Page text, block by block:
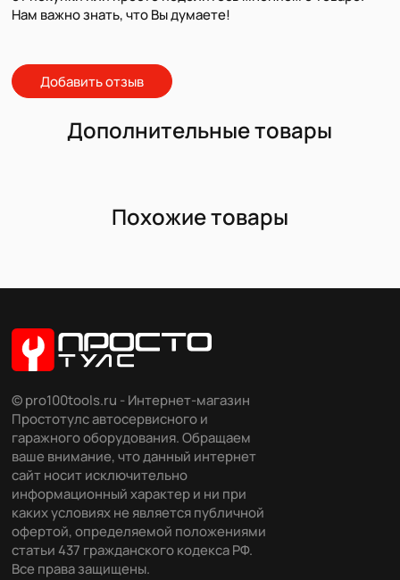
Нам важно знать, что Вы думаете!
Добавить отзыв
Дополнительные товары
Похожие товары
© pro100tools.ru - Интернет-магазин
Простотулс автосервисного и
гаражного оборудования. Обращаем
ваше внимание, что данный интернет
сайт носит исключительно
информационный характер и ни при
каких условиях не является публичной
офертой, определяемой положениями
статьи 437 гражданского кодекса РФ.
Все права защищены.